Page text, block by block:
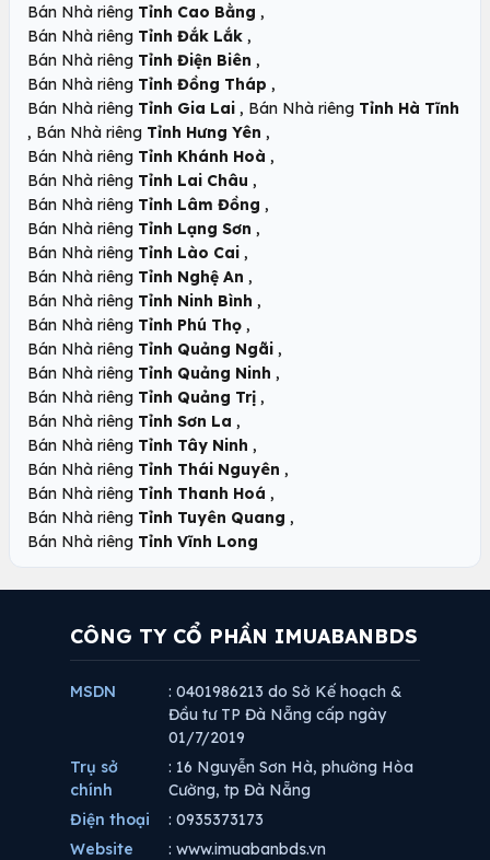
Bán Nhà riêng Tỉnh Cao Bằng ,
Bán Nhà riêng Tỉnh Đắk Lắk ,
Bán Nhà riêng Tỉnh Điện Biên ,
Bán Nhà riêng Tỉnh Đồng Tháp ,
Bán Nhà riêng Tỉnh Gia Lai , Bán Nhà riêng Tỉnh Hà Tĩnh
, Bán Nhà riêng Tỉnh Hưng Yên ,
Bán Nhà riêng Tỉnh Khánh Hoà ,
Bán Nhà riêng Tỉnh Lai Châu ,
Bán Nhà riêng Tỉnh Lâm Đồng ,
Bán Nhà riêng Tỉnh Lạng Sơn ,
Bán Nhà riêng Tỉnh Lào Cai ,
Bán Nhà riêng Tỉnh Nghệ An ,
Bán Nhà riêng Tỉnh Ninh Bình ,
Bán Nhà riêng Tỉnh Phú Thọ ,
Bán Nhà riêng Tỉnh Quảng Ngãi ,
Bán Nhà riêng Tỉnh Quảng Ninh ,
Bán Nhà riêng Tỉnh Quảng Trị ,
Bán Nhà riêng Tỉnh Sơn La ,
Bán Nhà riêng Tỉnh Tây Ninh ,
Bán Nhà riêng Tỉnh Thái Nguyên ,
Bán Nhà riêng Tỉnh Thanh Hoá ,
Bán Nhà riêng Tỉnh Tuyên Quang ,
Bán Nhà riêng Tỉnh Vĩnh Long
CÔNG TY CỔ PHẦN IMUABANBDS
MSDN
: 0401986213 do Sở Kế hoạch &
Đầu tư TP Đà Nẵng cấp ngày
01/7/2019
Trụ sở
chính
: 16 Nguyễn Sơn Hà, phường Hòa
Cường, tp Đà Nẵng
Điện thoại
: 0935373173
Website
: www.imuabanbds.vn